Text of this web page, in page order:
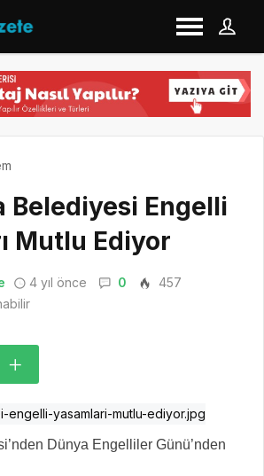
Belediyesi Engelli
Mutlu Ediyor
4 yıl önce 0
457
Dünya Engelliler Günü’nden